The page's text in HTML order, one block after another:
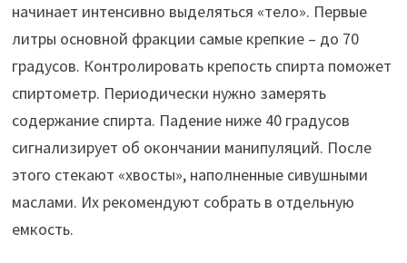
начинает интенсивно выделяться «тело». Первые
литры основной фракции самые крепкие – до 70
градусов. Контролировать крепость спирта поможет
спиртометр. Периодически нужно замерять
содержание спирта. Падение ниже 40 градусов
сигнализирует об окончании манипуляций. После
этого стекают «хвосты», наполненные сивушными
маслами. Их рекомендуют собрать в отдельную
емкость.